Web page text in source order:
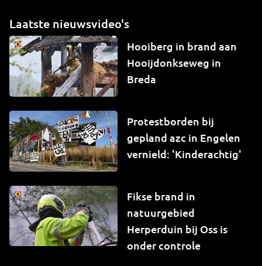
Laatste nieuwsvideo's
Hooiberg in brand aan
Hooijdonkseweg in
Breda
Protestborden bij
gepland azc in Engelen
vernield: 'Kinderachtig'
Fikse brand in
natuurgebied
Herperduin bij Oss is
onder controle